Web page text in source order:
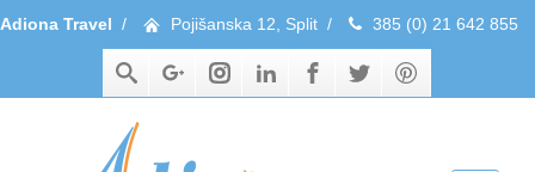
Adiona Travel / Pojišanska 12, Split / 385 (0) 21 642 855